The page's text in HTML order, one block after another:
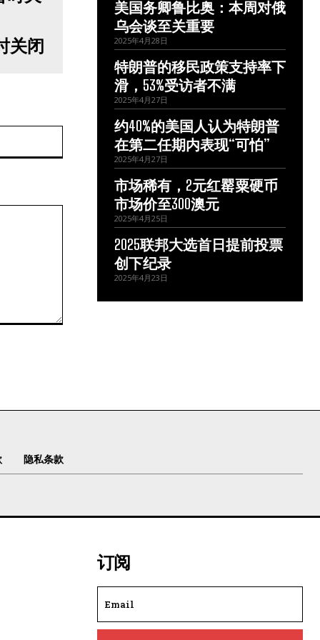
关闭
美国务卿鲁比奥：本周对俄
乌会谈至关重要
2025年4月28日
特朗普的移民政策支持率下
滑，53%受访者不满
2025年4月27日
约40%的美国人认为特朗普
在第二任期内表现“可怕”
2025年4月27日
市场稀有，2元红罂粟硬币
市场价至300澳元
2025年4月25日
2025联邦大选首日提前投票
创下纪录
2025年4月23日
隐私条款
订阅